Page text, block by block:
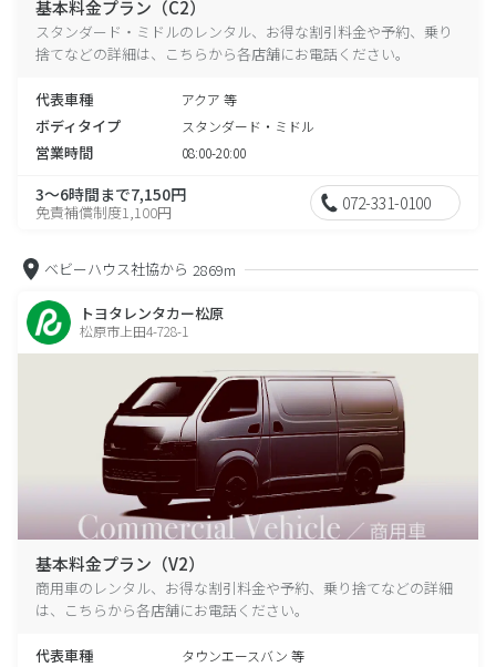
基本料金プラン（C2）
スタンダード・ミドルのレンタル、お得な割引料金や予約、乗り
捨てなどの詳細は、こちらから各店舗にお電話ください。
代表車種 アクア 等
ボディタイプ スタンダード・ミドル
営業時間 08:00-20:00
3～6時間まで7,150円
免責補償制度1,100円 072-331-0100
ベビーハウス社協から 2869m
トヨタレンタカー松原
松原市上田4-728-1
基本料金プラン（V2）
商用車のレンタル、お得な割引料金や予約、乗り捨てなどの詳細
は、こちらから各店舗にお電話ください。
代表車種 タウンエースバン 等